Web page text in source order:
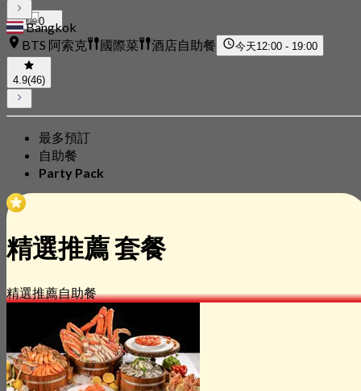
0
Bangkok
BTS 阿索克
國際菜 酒店自助餐 今天12:00 - 19:00
4.9(46)
最多預訂
自助餐
Party Pack
精選推薦 套餐
精選推薦自助餐